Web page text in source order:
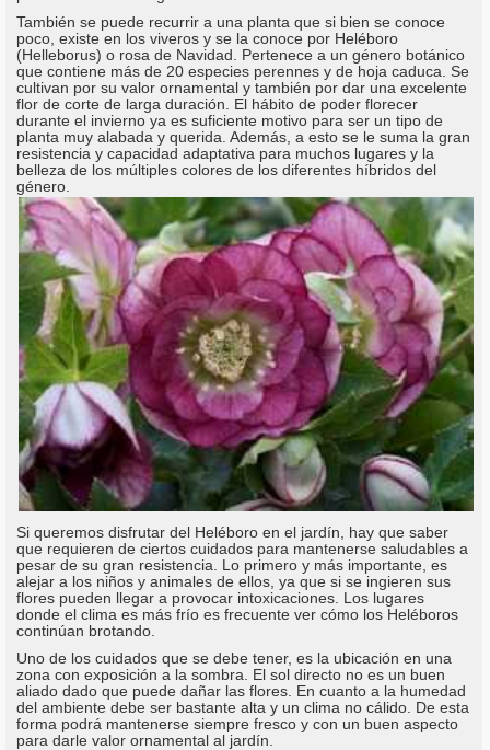
También se puede recurrir a una planta que si bien se conoce
poco, existe en los viveros y se la conoce por Heléboro
(Helleborus) o rosa de Navidad. Pertenece a un género botánico
que contiene más de 20 especies perennes y de hoja caduca. Se
cultivan por su valor ornamental y también por dar una excelente
flor de corte de larga duración. El hábito de poder florecer
durante el invierno ya es suficiente motivo para ser un tipo de
planta muy alabada y querida. Además, a esto se le suma la gran
resistencia y capacidad adaptativa para muchos lugares y la
belleza de los múltiples colores de los diferentes híbridos del
género.
Si queremos disfrutar del Heléboro en el jardín, hay que saber
que requieren de ciertos cuidados para mantenerse saludables a
pesar de su gran resistencia. Lo primero y más importante, es
alejar a los niños y animales de ellos, ya que si se ingieren sus
flores pueden llegar a provocar intoxicaciones. Los lugares
donde el clima es más frío es frecuente ver cómo los Heléboros
continúan brotando.
Uno de los cuidados que se debe tener, es la ubicación en una
zona con exposición a la sombra. El sol directo no es un buen
aliado dado que puede dañar las flores. En cuanto a la humedad
del ambiente debe ser bastante alta y un clima no cálido. De esta
forma podrá mantenerse siempre fresco y con un buen aspecto
para darle valor ornamental al jardín.